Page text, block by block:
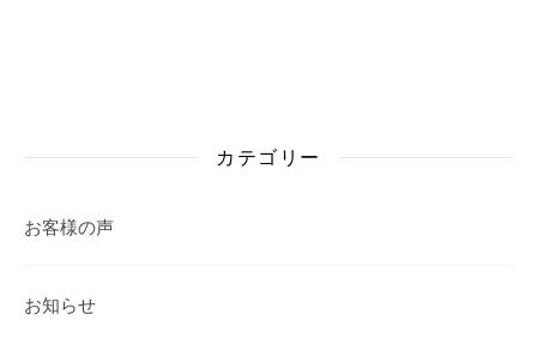
カテゴリー
お客様の声
お知らせ